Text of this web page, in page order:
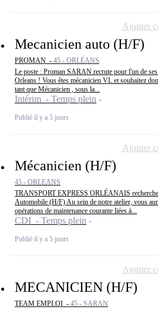
Mecanicien auto (H/F)
PROMAN - 45 - ORLÉANS
Le poste : Proman SARAN recrute pour l'un de
Orleans ! Vous êtes mécanicien VL et souhaitez
tant que Mécanicien , sous la...
Intérim - Temps plein
Publié il y a 5 jours
Ajouter
Mécanicien (H/F)
45 - ORLEANS
TRANSPORT EXPRESS ORLÉANAIS
Automobile (H/F) Au sein de notre atelier, vous
opérations de maintenance courante liées à...
CDI - Temps plein
Publié il y a 5 jours
Ajouter
MECANICIEN (H/F)
TEAM EMPLOI - 45 - SARAN
Ajouter